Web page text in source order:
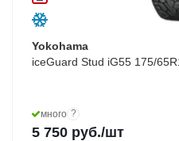
Yokohama
iceGuard Stud iG55 175/
много ?
5 750 руб./шт